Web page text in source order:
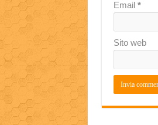
Email *
Sito web